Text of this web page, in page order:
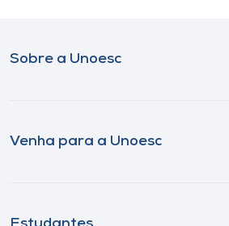
Sobre a Unoesc
Venha para a Unoesc